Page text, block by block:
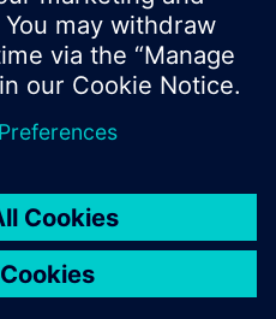
Building Technologies
országonként